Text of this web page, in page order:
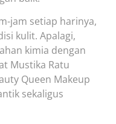
jam setiap harinya,
kulit. Apalagi,
kimia dengan
Mustika Ratu
Queen Makeup
sekaligus